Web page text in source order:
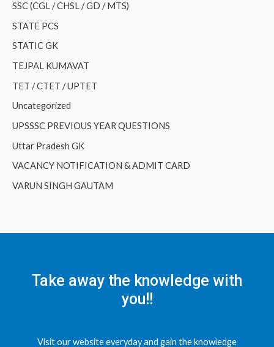
SSC (CGL / CHSL / GD / MTS)
STATE PCS
STATIC GK
TEJPAL KUMAVAT
TET / CTET / UPTET
Uncategorized
UPSSSC PREVIOUS YEAR QUESTIONS
Uttar Pradesh GK
VACANCY NOTIFICATION & ADMIT CARD
VARUN SINGH GAUTAM
Take away the knowledge with
you!!
Visit our website everyday and gain the knowledge